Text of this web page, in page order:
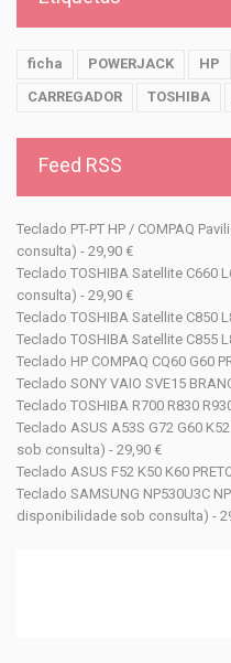
ficha POWERJACK HP
CARREGADOR
TOSHIBA
Feed RSS
Teclado PT-PT HP / COMPAQ
consulta) - 29,90 €
Teclado TOSHIBA Satellite C660
consulta) - 29,90 €
Teclado TOSHIBA Satellite C850
Teclado TOSHIBA Satellite C855
Teclado HP COMPAQ CQ60 G60
Teclado SONY VAIO SVE15
Teclado TOSHIBA R700 R830
Teclado ASUS A53S G72 G60
sob consulta) - 29,90 €
Teclado ASUS F52 K50 K60
Teclado SAMSUNG NP530U3C
disponibilidade sob consulta) -